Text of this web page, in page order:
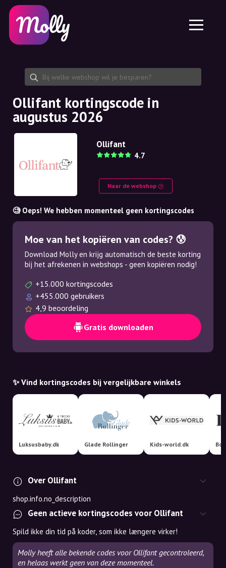
Huidverzorging
Haarverzorging
Kortingscode delen
Functies
Jobs
Over ons
Samenwerking
Platform
Molly voor iPhone en iPad
Molly voor Android
NL
EN
SE
NO
NL
Ollifant kortingscode in
augustus 2026
Ollifant
4.7
Naar de webshop
🧐 Oeps! We hebben momenteel geen kortingscodes
Moe van het kopiëren van codes? 😰
Download Molly en krijg automatisch de beste korting
bij het afrekenen in webshops - geen kopiëren nodig!
+15.000 kortingscodes
+455.000 gebruikers
4,9 beoordeling
Gratis downloaden
✨ Vind kortingscodes bij vergelijkbare winkels
Luksusbaby.dk Glade Rollinger Kids-world.dk
Over Ollifant
shop.info.no_description
Geen actieve kortingscodes voor Ollifant
Spild ikke din tid på koder, som ikke længere virker!
Molly heeft alle bekende codes voor Ollifant gecontroleerd,
en helaas werkt geen van deze momenteel.